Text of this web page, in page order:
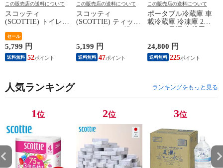
この販売店の送料について
スコッティ
(SCOTTIE) トイレッ
トペーパー フラワー
パック 3倍長持ち 4
ロール(ダブル) 4ロー
ル×12(48ロール) 3倍
ロール 3倍巻 トイレ
製紙クレシア 【送料
無料】
セール
5,799 円
送料無料 52
この販売店の送料について
スコッティ
(SCOTTIE) ティッシ
ュペーパー 200組 5
ティシュペーパー ま
とめ買い ケース販売
ボックスティッシュ
5,199 円
送料無料 47
この販売店の送料について
ポータブル冷蔵庫 車
載冷蔵庫 冷凍庫 25L
AC/DC電源 車載用
度 急速冷凍 コンプ
レッサー式 YFR-
AC252(B) ミニ冷蔵庫
カンド冷蔵庫 山善
24,800 円
送料無料 225
人気ランキング ランキングをもっと見る
1位 2位 3位